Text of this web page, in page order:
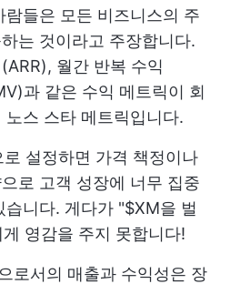
들은 모든 비즈니스의 주
는 것이라고 주장합니다.
월간 반복 수익
과 같은 수익 메트릭이 회
스 스타 메트릭입니다.
설정하면 가격 책정이나
로 고객 성장에 너무 집중
습니다. 게다가 "$XM을 벌
영감을 주지 못합니다!
로서의 매출과 수익성은 장